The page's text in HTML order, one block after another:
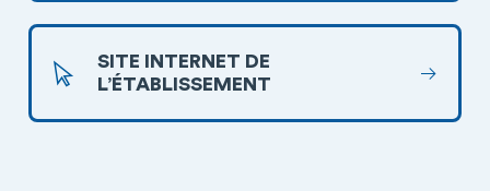
SITE INTERNET DE
L’ÉTABLISSEMENT